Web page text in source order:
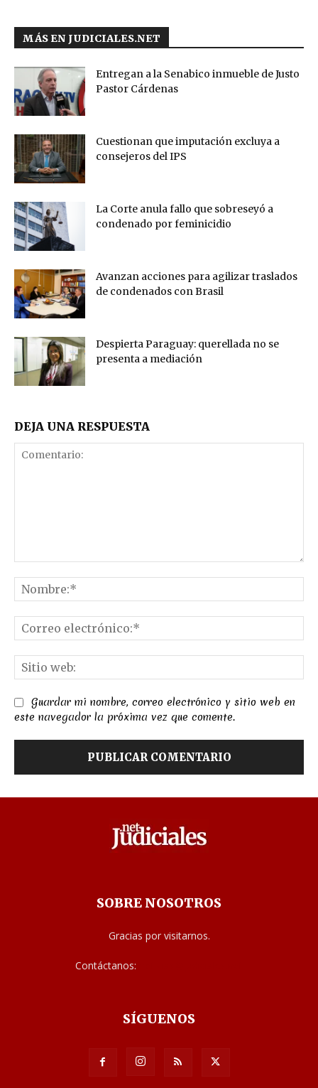
MÁS EN JUDICIALES.NET
Entregan a la Senabico inmueble de Justo
Pastor Cárdenas
Cuestionan que imputación excluya a
consejeros del IPS
La Corte anula fallo que sobreseyó a
condenado por feminicidio
Avanzan acciones para agilizar traslados
de condenados con Brasil
Despierta Paraguay: querellada no se
presenta a mediación
DEJA UNA RESPUESTA
Guardar mi nombre, correo electrónico y sitio web en
este navegador la próxima vez que comente.
SOBRE NOSOTROS
Gracias por visitarnos.
Contáctanos:
SÍGUENOS